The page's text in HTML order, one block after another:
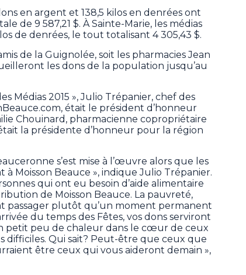
en argent et 138,5 kilos en denrées ont
de 9 587,21 $. À Sainte-Marie, les médias
de denrées, le tout totalisant 4 305,43 $.
de la Guignolée, soit les pharmacies Jean
les dons de la population jusqu’au
Médias 2015 », Julio Trépanier, chef des
était le président d’honneur
Chouinard, pharmacienne copropriétaire
la présidente d’honneur pour la région
s’est mise à l’œuvre alors que les
Moisson Beauce », indique Julio Trépanier.
qui ont eu besoin d’aide alimentaire
de Moisson Beauce. La pauvreté,
passager plutôt qu’un moment permanent
du temps des Fêtes, vos dons serviront
petit peu de chaleur dans le cœur de ceux
difficiles. Qui sait? Peut-être que ceux que
être ceux qui vous aideront demain »,